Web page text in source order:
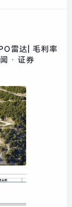
雷达| 毛利率
· 证券